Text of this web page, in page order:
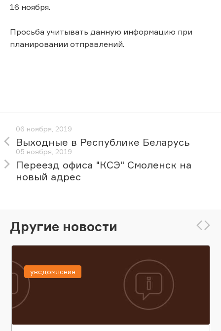
16 ноября.
Просьба учитывать данную информацию при
планировании отправлений.
06 ноября, 2019
Выходные в Республике Беларусь
05 ноября, 2019
Переезд офиса "КСЭ" Смоленск на
новый адрес
Другие новости
уведомления